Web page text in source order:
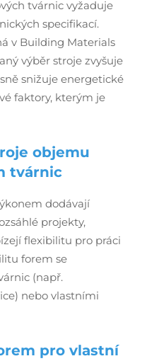
tvárnic vyžaduje
specifikací.
v Building Materials
výběr stroje zvyšuje
snižuje energetické
faktory, kterým je
objemu
tvárnic
dodávají
projekty,
flexibilitu pro práci
forem se
(např.
nebo vlastními
pro vlastní